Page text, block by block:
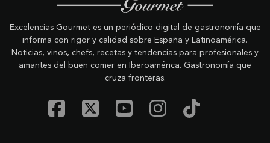
Excelencias Gourmet es un periódico digital de gastronomía que
informa con rigor y calidad sobre España y Latinoamérica.
Noticias, vinos, chefs, recetas y tendencias para profesionales y
amantes del buen comer en Iberoamérica. Gastronomía que
cruza fronteras.